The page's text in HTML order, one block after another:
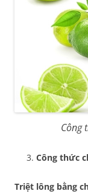
Công
Công thức
Triệt lông bằng